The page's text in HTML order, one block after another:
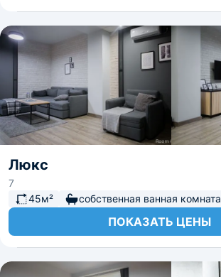
Люкс
7
45м²
собственная ванная комната
ПОКАЗАТЬ ЦЕНЫ